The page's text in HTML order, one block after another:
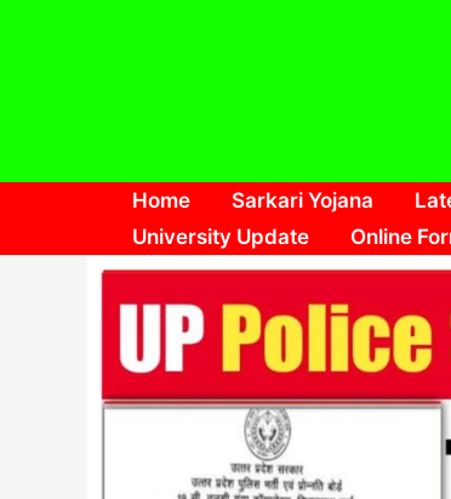
Home Sarkari Yojana
University Update
Online